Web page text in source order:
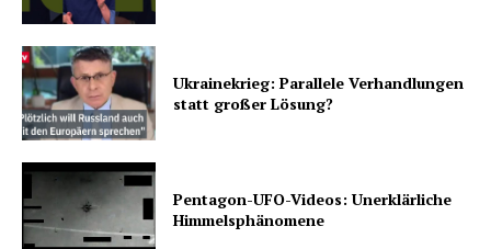
Ukrainekrieg: Parallele Verhandlungen
statt großer Lösung?
Pentagon-UFO-Videos: Unerklärliche
Himmelsphänomene